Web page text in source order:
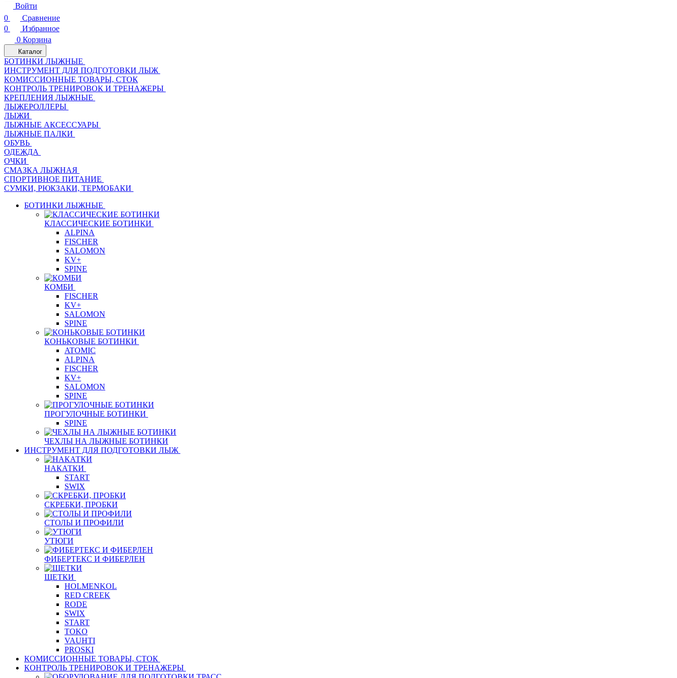
Войти
0
Сравнение
0
Избранное
0 Корзина
Каталог
БОТИНКИ ЛЫЖНЫЕ
ИНСТРУМЕНТ ДЛЯ ПОДГОТОВКИ ЛЫЖ
КОМИССИОННЫЕ ТОВАРЫ, СТОК
КОНТРОЛЬ ТРЕНИРОВОК И ТРЕНАЖЕРЫ
КРЕПЛЕНИЯ ЛЫЖНЫЕ
ЛЫЖЕРОЛЛЕРЫ
ЛЫЖИ
ЛЫЖНЫЕ АКСЕССУАРЫ
ЛЫЖНЫЕ ПАЛКИ
ОБУВЬ
ОДЕЖДА
ОЧКИ
СМАЗКА ЛЫЖНАЯ
СПОРТИВНОЕ ПИТАНИЕ
СУМКИ, РЮКЗАКИ, ТЕРМОБАКИ
БОТИНКИ ЛЫЖНЫЕ
КЛАССИЧЕСКИЕ БОТИНКИ
ALPINA
FISCHER
SALOMON
KV+
SPINE
КОМБИ
FISCHER
KV+
SALOMON
SPINE
КОНЬКОВЫЕ БОТИНКИ
ATOMIC
ALPINA
FISCHER
KV+
SALOMON
SPINE
ПРОГУЛОЧНЫЕ БОТИНКИ
SPINE
ЧЕХЛЫ НА ЛЫЖНЫЕ БОТИНКИ
ИНСТРУМЕНТ ДЛЯ ПОДГОТОВКИ ЛЫЖ
НАКАТКИ
START
SWIX
СКРЕБКИ, ПРОБКИ
СТОЛЫ И ПРОФИЛИ
УТЮГИ
ФИБЕРТЕКС И ФИБЕРЛЕН
ЩЕТКИ
HOLMENKOL
RED CREEK
RODE
SWIX
START
TOKO
VAUHTI
PROSKI
КОМИССИОННЫЕ ТОВАРЫ, СТОК
КОНТРОЛЬ ТРЕНИРОВОК И ТРЕНАЖЕРЫ